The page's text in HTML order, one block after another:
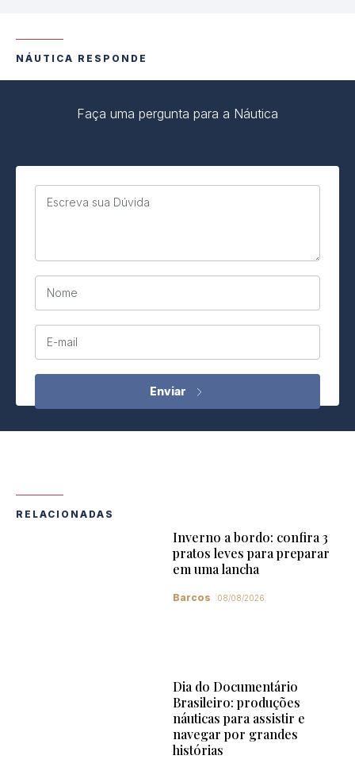
NÁUTICA RESPONDE
Faça uma pergunta para a Náutica
Escreva sua Dúvida
Nome
E-mail
RELACIONADAS
Inverno a bordo: confira 3
pratos leves para preparar
em uma lancha
Barcos 08/08/2026
Dia do Documentário
Brasileiro: produções
náuticas para assistir e
navegar por grandes
histórias